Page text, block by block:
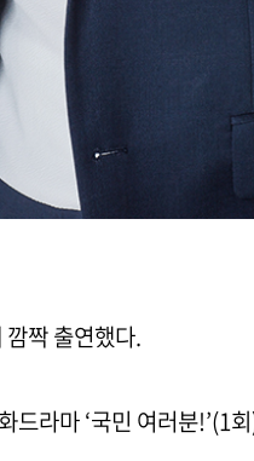
깜짝 출연했다.
드라마 ‘국민 여러분!’(1